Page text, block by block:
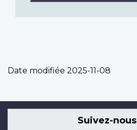
Date modifiée 2025-11-08
Suivez-nous